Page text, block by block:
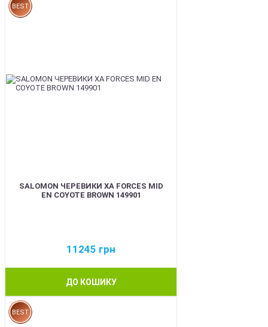
BEST
SALOMON ЧЕРЕВИКИ XA FORCES MID
EN COYOTE BROWN 149901
11245 грн
ДО КОШИКУ
BEST